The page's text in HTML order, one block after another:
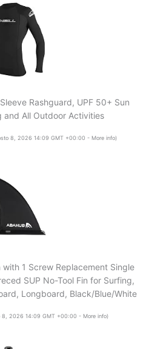
Rashguard, UPF 50+ Sun
and All Outdoor Activities
8, 2026 14:09 GMT +00:00 - More info)
1 Screw Replacement Single
SUP No-Tool Fin for Surfing,
Longboard, Black/Blue/White
8, 2026 14:09 GMT +00:00 - More info)